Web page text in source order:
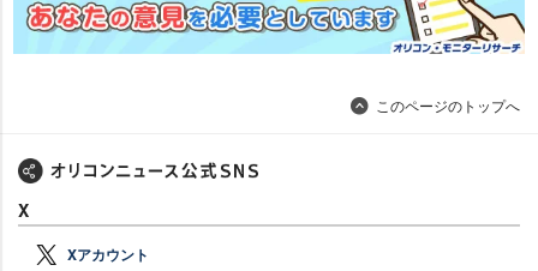
このページのトップへ
X
Xアカウント